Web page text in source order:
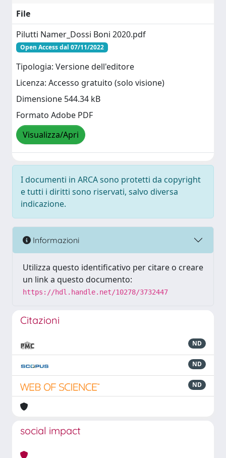
File
Pilutti Namer_Dossi Boni 2020.pdf
Open Access dal 07/11/2022
Tipologia: Versione dell'editore
Licenza: Accesso gratuito (solo visione)
Dimensione 544.34 kB
Formato Adobe PDF
Visualizza/Apri
I documenti in ARCA sono protetti da copyright
e tutti i diritti sono riservati, salvo diversa
indicazione.
Informazioni
Utilizza questo identificativo per citare o creare
un link a questo documento:
https://hdl.handle.net/10278/3732447
Citazioni
ND
ND
ND
social impact